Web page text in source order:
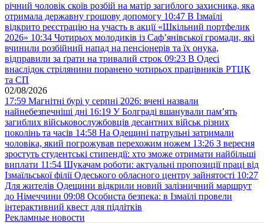
річний чоловік скоїв розбій на матір загиблого захисника, яка
отримала державну грошову допомогу 10:47 В Ізмаїлі
відкрито реєстрацію на участь в акції «Шкільний портфелик
2026» 10:34 Чотирьох молодиків із Саф’янівської громади, які
вчинили розбійний напад на пенсіонерів та їх онука,
відправили за ґрати на тривалий строк 09:23 В Одесі
внаслідок стрілянини поранено чотирьох працівників РТЦК
та СП
02/08/2026
17:59 Магнітні бурі у серпні 2026: вчені назвали
найнебезпечніші дні 16:19 У Болграді вшанували пам’ять
загиблих військовослужбовців десантних військ різних
поколінь та часів 14:58 На Одещині патрульні затримали
чоловіка, який погрожував перехожим ножем 13:26 З вересня
зростуть студентські стипендії: хто зможе отримати найбільші
виплати 11:54 Шукачам роботи: актуальні пропозиції праці від
Ізмаїльської філії Одеського обласного центру зайнятості 10:27
Для жителів Одещини відкрили новий залізничний маршрут
до Німеччини 09:08 Особиста безпека: в Ізмаїлі провели
інтерактивний квест для підлітків
Рекламные новости